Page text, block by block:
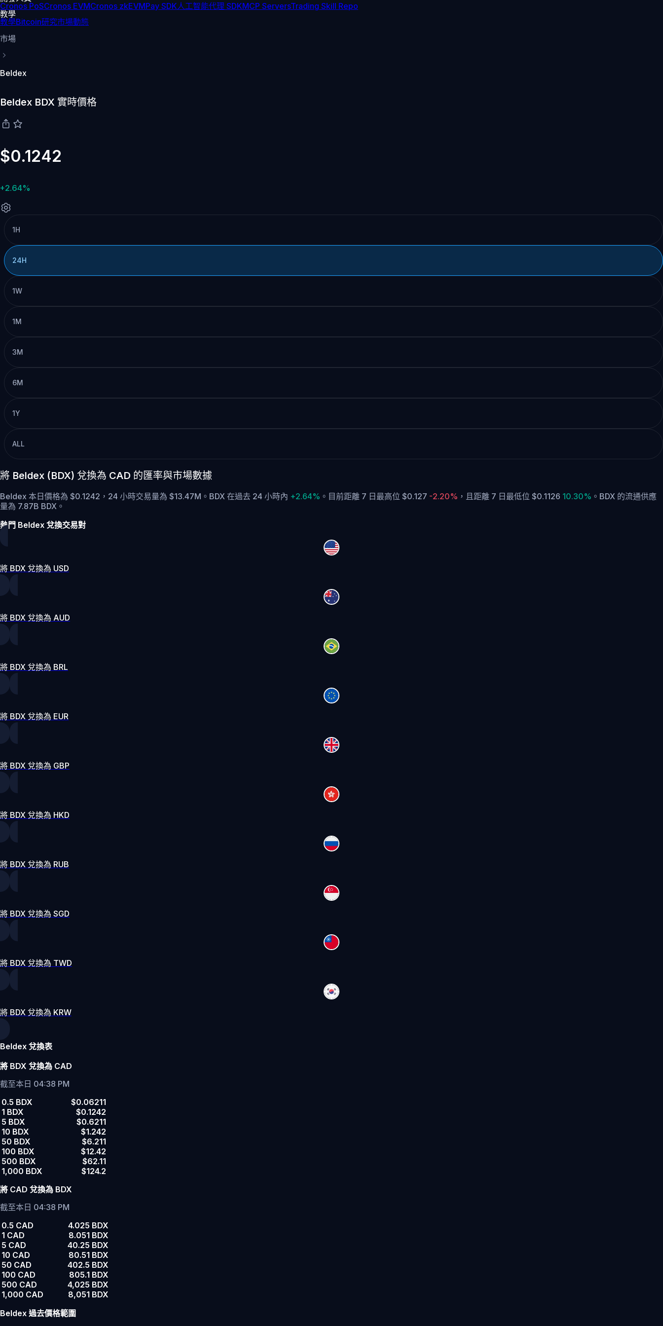
Cronos PoSCronos EVMCronos zkEVMPay SDK人工智能代理 SDKMCP ServersTrading Skill Repo
教學
教學Bitcoin研究市場動態
市場
Beldex
Beldex BDX 實時價格
$0.1242
+2.64%
1H
24H
1W
1M
3M
6M
1Y
ALL
將 Beldex (BDX) 兌換為 CAD 的匯率與市場數據
Beldex 本日價格為 $0.1242，24 小時交易量為 $13.47M。BDX 在過去 24 小時內 +2.64% 。 目前距離 7 日最高位 $0.127 -2.20% ， 且距離 7 日最低位 $0.1126 10.30% 。 BDX 的流通供應
量為 7.87B BDX。
熱門 Beldex 兌換交易對
將 BDX 兌換為 USD
將 BDX 兌換為 AUD
將 BDX 兌換為 BRL
將 BDX 兌換為 EUR
將 BDX 兌換為 GBP
將 BDX 兌換為 HKD
將 BDX 兌換為 RUB
將 BDX 兌換為 SGD
將 BDX 兌換為 TWD
將 BDX 兌換為 KRW
Beldex 兌換表
將 BDX 兌換為 CAD
截至本日 04:38 PM
0.5 BDX
$0.06211
1 BDX
$0.1242
5 BDX
$0.6211
10 BDX
$1.242
50 BDX
$6.211
100 BDX
$12.42
500 BDX
$62.11
1,000 BDX
$124.2
將 CAD 兌換為 BDX
截至本日 04:38 PM
0.5 CAD
4.025 BDX
1 CAD
8.051 BDX
5 CAD
40.25 BDX
10 CAD
80.51 BDX
50 CAD
402.5 BDX
100 CAD
805.1 BDX
500 CAD
4,025 BDX
1,000 CAD
8,051 BDX
Beldex 過去價格範圍